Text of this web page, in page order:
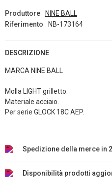
Produttore
NINE BALL
Riferimento
NB-173164
DESCRIZIONE
MARCA NINE BALL
Molla LIGHT grilletto.
Materiale acciaio.
Per serie GLOCK 18C AEP.
Spedizione della merce in
Disponibilità prodotti